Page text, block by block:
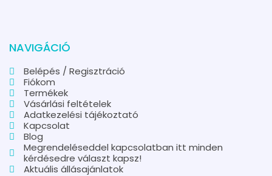
NAVIGÁCIÓ
Belépés / Regisztráció
Fiókom
Termékek
Vásárlási feltételek
Adatkezelési tájékoztató
Kapcsolat
Blog
Megrendeléseddel kapcsolatban itt minden
kérdésedre választ kapsz!
Aktuális állásajánlatok